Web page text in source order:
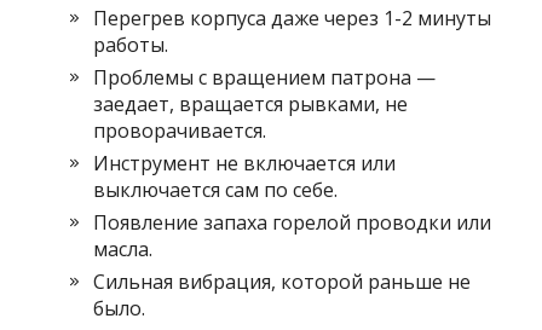
Перегрев корпуса даже через 1-2 минуты
работы.
Проблемы с вращением патрона —
заедает, вращается рывками, не
проворачивается.
Инструмент не включается или
выключается сам по себе.
Появление запаха горелой проводки или
масла.
Сильная вибрация, которой раньше не
было.